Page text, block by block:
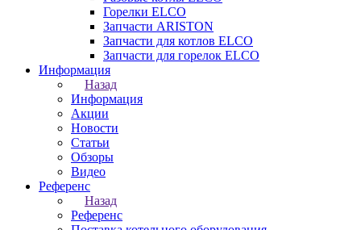
Горелки ELCO
Запчасти ARISTON
Запчасти для котлов ELCO
Запчасти для горелок ELCO
Информация
Назад
Информация
Акции
Новости
Статьи
Обзоры
Видео
Референс
Назад
Референс